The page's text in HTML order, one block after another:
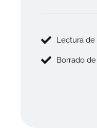
Lectura de
Borrado